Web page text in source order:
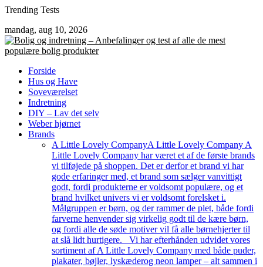
Skip
content
Trending Tests
mandag, aug 10, 2026
Forside
Hus og Have
Soveværelset
Indretning
DIY – Lav det selv
Weber hjørnet
Brands
A Little Lovely CompanyA Little Lovely Company A
Little Lovely Company har været et af de første brands
vi tilføjede på shoppen. Det er derfor et brand vi har
gode erfaringer med, et brand som sælger vanvittigt
godt, fordi produkterne er voldsomt populære, og et
brand hvilket univers vi er voldsomt forelsket i.
Målgruppen er børn, og der rammer de plet, både fordi
farverne henvender sig virkelig godt til de kære børn,
og fordi alle de søde motiver vil få alle børnehjerter til
at slå lidt hurtigere. Vi har efterhånden udvidet vores
sortiment af A Little Lovely Company med både puder,
plakater, bøjler, lyskæderog neon lamper – alt sammen i